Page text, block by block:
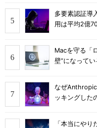
多要素認証導
用は平均2億
Macを守る「
壁”になってい
なぜAnthropic
ッキングした
「本当にやり